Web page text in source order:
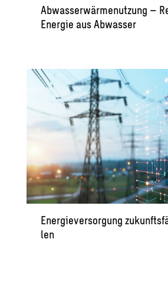
Ab­was­ser­wär­me­nut­zung –
En­er­gie aus Ab­was­ser
En­er­gie­ver­sor­gung
len